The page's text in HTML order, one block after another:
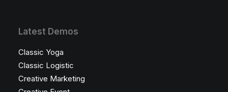
Latest Demos
Classic Yoga
Classic Logistic
Creative Marketing